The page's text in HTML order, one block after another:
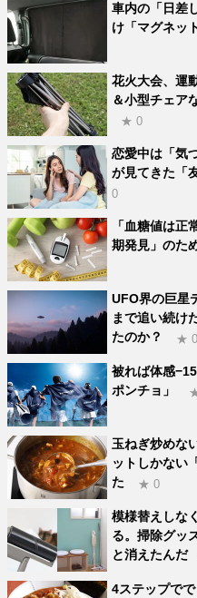
車内の「日差
け「マグネッ
花火大会、運
＆小型チェア
★ 0
恋愛中は「気
が見てきた「
0
「血糖値は
期発見」のた
UFO界の巨星
まで追い続け
たのか？
★ 0
被れば体感
ポンチョ」
玉ねぎ炒めな
ットしかない
た
★ 0
模様替えしな
る。掃除グッ
と消えたんだ
4ステップで